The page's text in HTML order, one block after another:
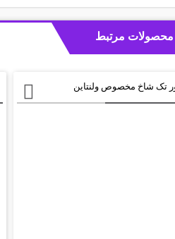
محصولات مرتبط
تک شاخ مخصوص ولنتاین